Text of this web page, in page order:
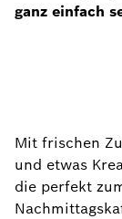
ganz einfach
Mit frischen
und etwas
die perfekt